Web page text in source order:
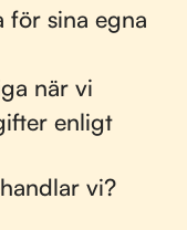
för sina egna
när vi
enligt
vi?